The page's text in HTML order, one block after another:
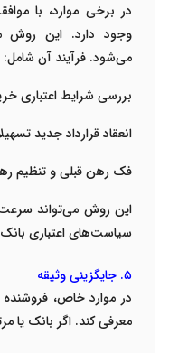
در برخی موارد، با
وجود دارد. این روش
می‌شود. فرآیند آن شامل:
بررسی شرایط اعتباری
انعقاد قرارداد جدید
فک رهن قبلی و تنظیم
این روش می‌تواند سرعت
سیاست‌های اعتباری
۵. جایگزینی وثیقه
در موارد خاص،
معرفی کند. اگر بانک یا